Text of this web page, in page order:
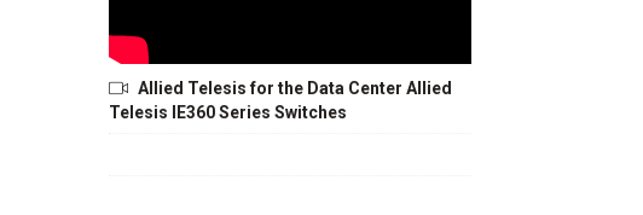
Allied Telesis for the Data Center Allied
Telesis IE360 Series Switches